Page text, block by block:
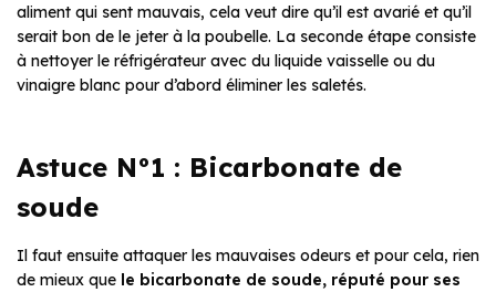
aliment qui sent mauvais, cela veut dire qu’il est avarié et qu’il
serait bon de le jeter à la poubelle. La seconde étape consiste
à nettoyer le réfrigérateur avec du liquide vaisselle ou du
vinaigre blanc pour d’abord éliminer les saletés.
Astuce N°1 : Bicarbonate de
soude
Il faut ensuite attaquer les mauvaises odeurs et pour cela, rien
de mieux que le bicarbonate de soude, réputé pour ses